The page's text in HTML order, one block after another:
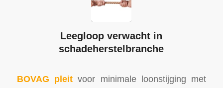
Leegloop verwacht in
schadeherstelbranche
BOVAG pleit voor minimale loonstijging met